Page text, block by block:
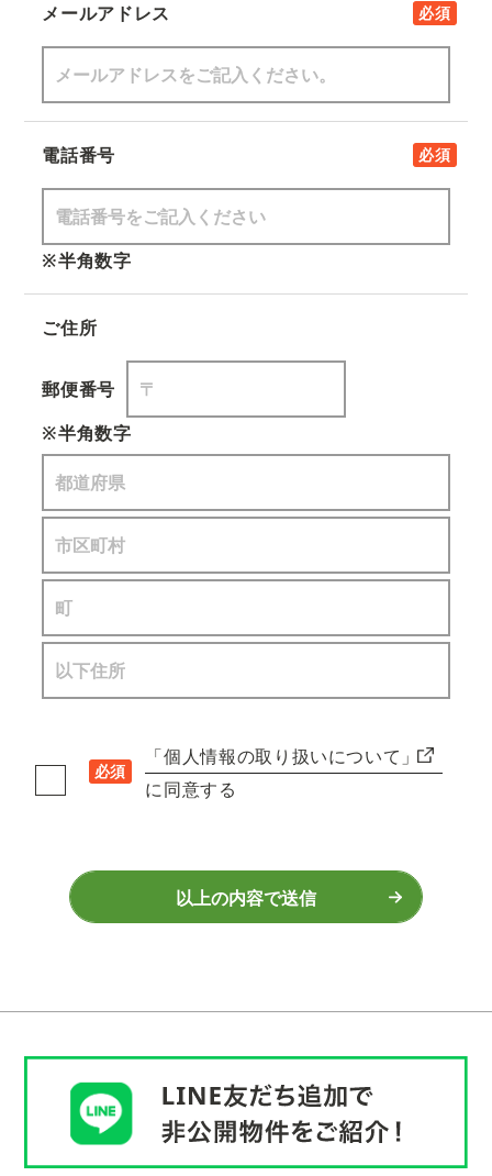
メールアドレス 必須
電話番号 必須
※半角数字
ご住所
郵便番号
※半角数字
必須
「個人情報の取り扱いについて」
に同意する
以上の内容で送信